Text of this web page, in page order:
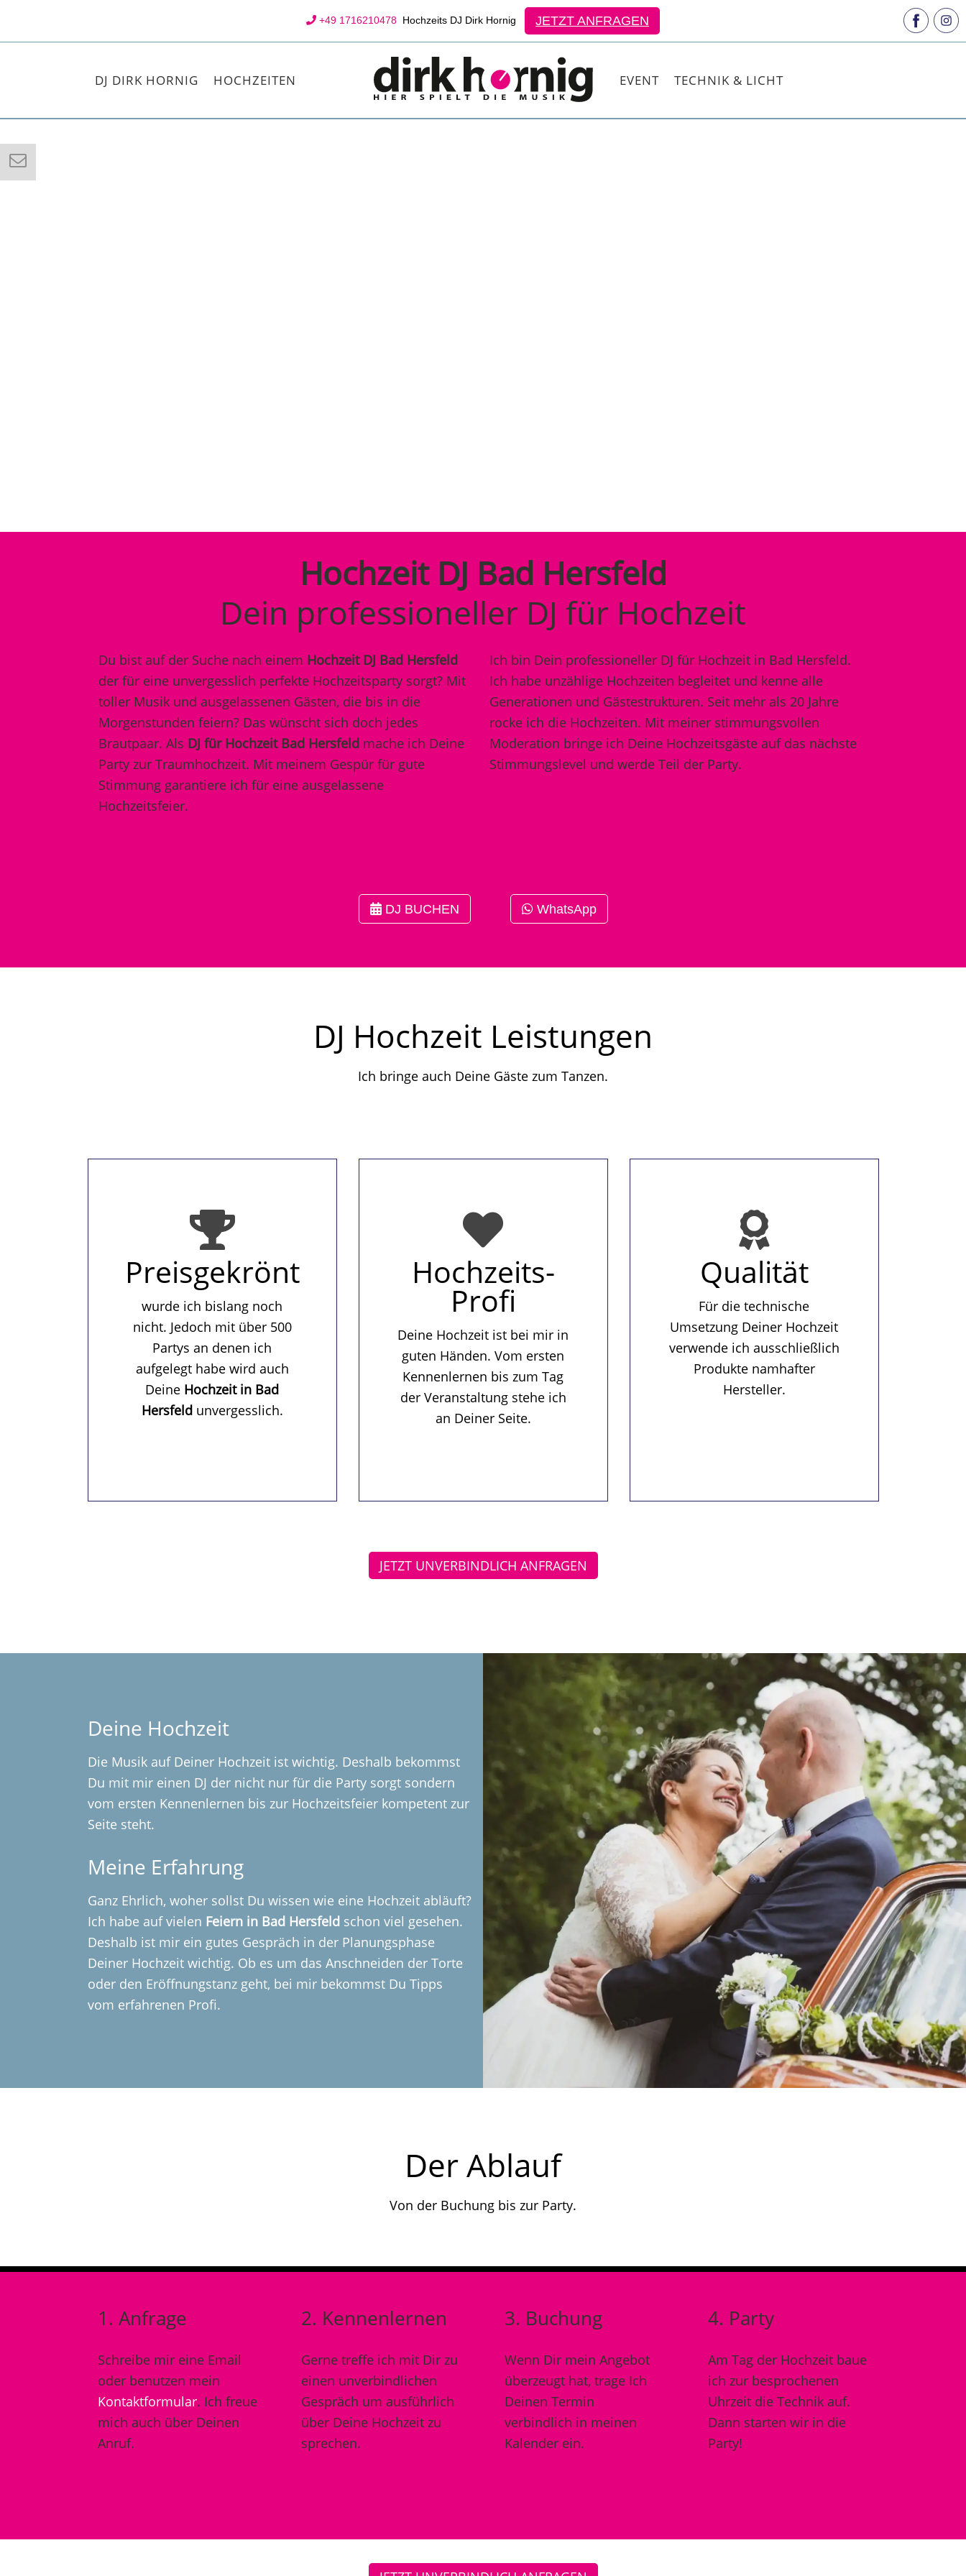
+49 1716210478 Hochzeits DJ Dirk Hornig JETZT ANFRAGEN
DJ DIRK HORNIG HOCHZEITEN EVENT TECHNIK & LICHT
Hochzeit DJ Bad Hersfeld
Dein professioneller DJ für Hochzeit
Du bist auf der Suche nach einem Hochzeit DJ Bad Hersfeld
der für eine unvergesslich perfekte Hochzeitsparty sorgt? Mit
toller Musik und ausgelassenen Gästen, die bis in die
Morgenstunden feiern? Das wünscht sich doch jedes
Brautpaar. Als DJ für Hochzeit Bad Hersfeld mache ich Deine
Party zur Traumhochzeit. Mit meinem Gespür für gute
Stimmung garantiere ich für eine ausgelassene
Hochzeitsfeier.
Ich bin Dein professioneller DJ für Hochzeit in Bad Hersfeld.
Ich habe unzählige Hochzeiten begleitet und kenne alle
Generationen und Gästestrukturen. Seit mehr als 20 Jahre
rocke ich die Hochzeiten. Mit meiner stimmungsvollen
Moderation bringe ich Deine Hochzeitsgäste auf das nächste
Stimmungslevel und werde Teil der Party.
DJ BUCHEN WhatsApp
DJ Hochzeit Leistungen
Ich bringe auch Deine Gäste zum Tanzen.
Preisgekrönt
wurde ich bislang noch
nicht. Jedoch mit über 500
Partys an denen ich
aufgelegt habe wird auch
Deine Hochzeit in Bad
Hersfeldunvergesslich.
Hochzeits-
Profi
Deine Hochzeit ist bei mir in
guten Händen. Vom ersten
Kennenlernen bis zum Tag
der Veranstaltung stehe ich
an Deiner Seite.
Qualität
Für die technische
Umsetzung Deiner Hochzeit
verwende ich ausschließlich
Produkte namhafter
Hersteller.
JETZT UNVERBINDLICH ANFRAGEN
Deine Hochzeit
Die Musik auf Deiner Hochzeit ist wichtig. Deshalb bekommst
Du mit mir einen DJ der nicht nur für die Party sorgt sondern
vom ersten Kennenlernen bis zur Hochzeitsfeier kompetent zur
Seite steht.
Meine Erfahrung
Ganz Ehrlich, woher sollst Du wissen wie eine Hochzeit abläuft?
Ich habe auf vielen Feiern in Bad Hersfeld schon viel gesehen.
Deshalb ist mir ein gutes Gespräch in der Planungsphase
Deiner Hochzeit wichtig. Ob es um das Anschneiden der Torte
oder den Eröffnungstanz geht, bei mir bekommst Du Tipps
vom erfahrenen Profi.
Der Ablauf
Von der Buchung bis zur Party.
1. Anfrage
Schreibe mir eine Email
oder benutzen mein
Kontaktformular. Ich freue
mich auch über Deinen
Anruf.
2. Kennenlernen
Gerne treffe ich mit Dir zu
einen unverbindlichen
Gespräch um ausführlich
über Deine Hochzeit zu
sprechen.
3. Buchung
Wenn Dir mein Angebot
überzeugt hat, trage Ich
Deinen Termin
verbindlich in meinen
Kalender ein.
4. Party
Am Tag der Hochzeit baue
ich zur besprochenen
Uhrzeit die Technik auf.
Dann starten wir in die
Party!